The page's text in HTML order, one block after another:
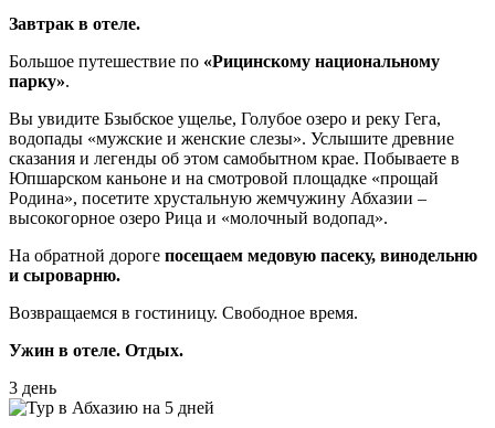
Завтрак в отеле.
Большое путешествие по «Рицинскому национальному
парку».
Вы увидите Бзыбское ущелье, Голубое озеро и реку Гега,
водопады «мужские и женские слезы». Услышите древние
сказания и легенды об этом самобытном крае. Побываете в
Юпшарском каньоне и на смотровой площадке «прощай
Родина», посетите хрустальную жемчужину Абхазии –
высокогорное озеро Рица и «молочный водопад».
На обратной дороге посещаем медовую пасеку, винодельню
и сыроварню.
Возвращаемся в гостиницу. Свободное время.
Ужин в отеле. Отдых.
3 день